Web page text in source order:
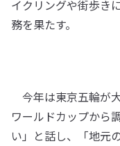
イクリングや街歩き
務を果たす。
今年は東京五輪が
ワールドカップから
い」と話し、「地元